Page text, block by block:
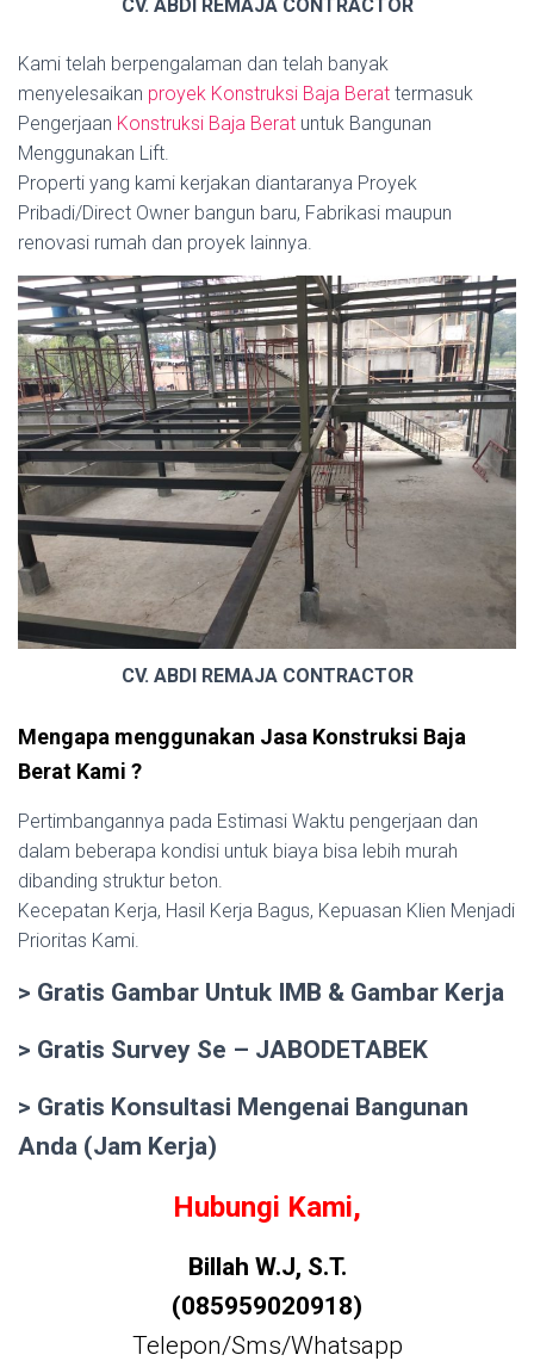
CV. ABDI REMAJA CONTRACTOR
Kami telah berpengalaman dan telah banyak
menyelesaikan proyek Konstruksi Baja Berat termasuk
Pengerjaan Konstruksi Baja Berat untuk Bangunan
Menggunakan Lift.
Properti yang kami kerjakan diantaranya Proyek
Pribadi/Direct Owner bangun baru, Fabrikasi maupun
renovasi rumah dan proyek lainnya.
CV. ABDI REMAJA CONTRACTOR
Mengapa menggunakan Jasa Konstruksi Baja
Berat Kami ?
Pertimbangannya pada Estimasi Waktu pengerjaan dan
dalam beberapa kondisi untuk biaya bisa lebih murah
dibanding struktur beton.
Kecepatan Kerja, Hasil Kerja Bagus, Kepuasan Klien Menjadi
Prioritas Kami.
> Gratis Gambar Untuk IMB & Gambar Kerja
> Gratis Survey Se – JABODETABEK
> Gratis Konsultasi Mengenai Bangunan
Anda (Jam Kerja)
Hubungi Kami,
Billah W.J, S.T.
(085959020918)
Telepon/Sms/Whatsapp